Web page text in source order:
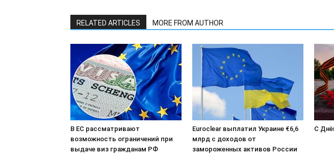
RELATED ARTICLES MORE FROM AUTHOR
В ЕС рассматривают
возможность ограничений при
выдаче виз гражданам РФ
Euroclear выплатил Украине €6,6
млрд с доходов от
замороженных активов России
С